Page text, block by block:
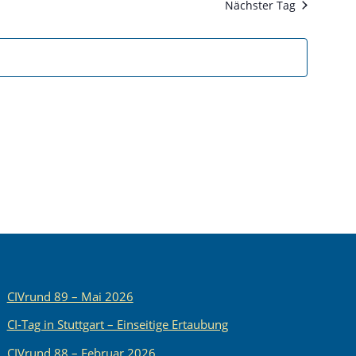
Nächster Tag
CIVrund 89 – Mai 2026
CI-Tag in Stuttgart – Einseitige Ertaubung
CIVrund 88 – Februar 2026